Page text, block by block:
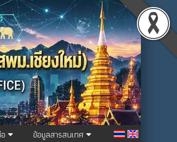
ข้อมูลสารสนเทศ